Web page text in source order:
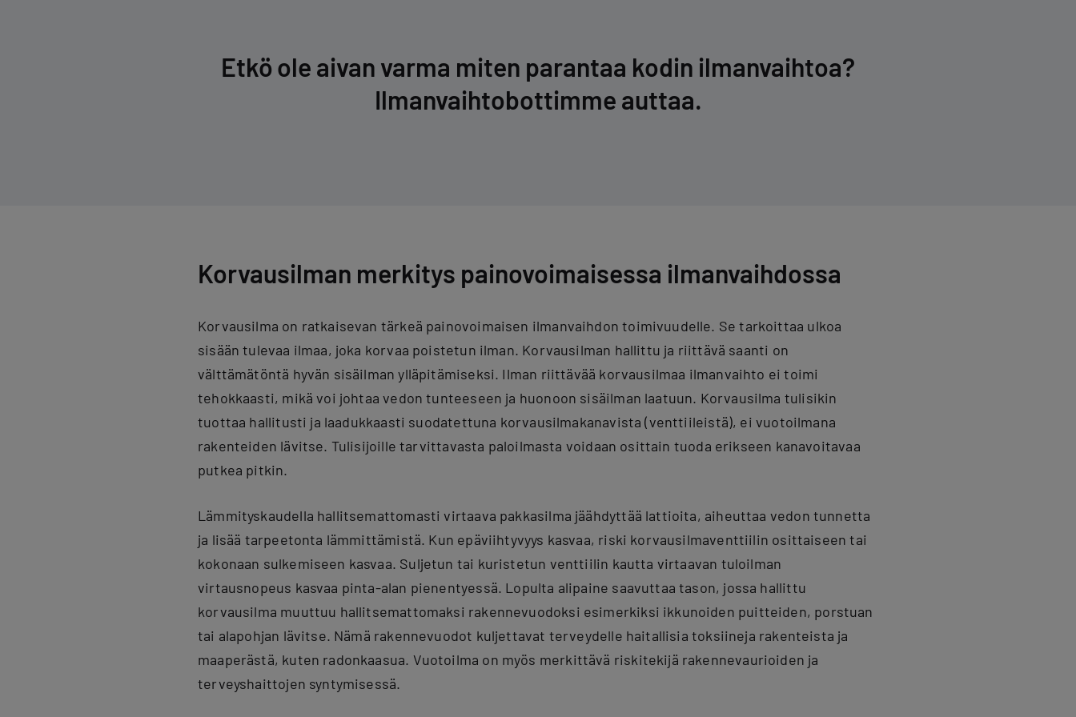
Etkö ole aivan varma miten parantaa kodin il­man­vaih­toa?
Il­man­vaih­to­bot­tim­me auttaa.
Korvausilman merkitys painovoimaisessa ilmanvaihdossa
Korvausilma on ratkaisevan tärkeä painovoimaisen ilmanvaihdon toimivuudelle. Se tarkoittaa ulkoa
sisään tulevaa ilmaa, joka korvaa poistetun ilman. Korvausilman hallittu ja riittävä saanti on
välttämätöntä hyvän sisäilman ylläpitämiseksi. Ilman riittävää korvausilmaa ilmanvaihto ei toimi
tehokkaasti, mikä voi johtaa vedon tunteeseen ja huonoon sisäilman laatuun. Korvausilma tulisikin
tuottaa hallitusti ja laadukkaasti suodatettuna korvausilmakanavista (venttiileistä), ei vuotoilmana
rakenteiden lävitse. Tulisijoille tarvittavasta paloilmasta voidaan osittain tuoda erikseen kanavoitavaa
putkea pitkin.
Lämmityskaudella hallitsemattomasti virtaava pakkasilma jäähdyttää lattioita, aiheuttaa vedon tunnetta
ja lisää tarpeetonta lämmittämistä. Kun epäviihtyvyys kasvaa, riski korvausilmaventtiilin osittaiseen tai
kokonaan sulkemiseen kasvaa. Suljetun tai kuristetun venttiilin kautta virtaavan tuloilman
virtausnopeus kasvaa pinta-alan pienentyessä. Lopulta alipaine saavuttaa tason, jossa hallittu
korvausilma muuttuu hallitsemattomaksi rakennevuodoksi esimerkiksi ikkunoiden puitteiden, porstuan
tai alapohjan lävitse. Nämä rakennevuodot kuljettavat terveydelle haitallisia toksiineja rakenteista ja
maaperästä, kuten radonkaasua. Vuotoilma on myös merkittävä riskitekijä rakennevaurioiden ja
terveyshaittojen syntymisessä.